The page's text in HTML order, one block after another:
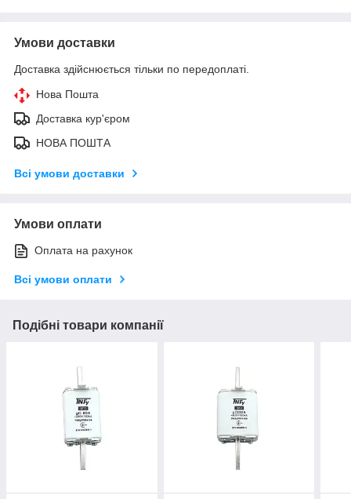
Умови доставки
Доставка здійснюється тільки по передоплаті.
Нова Пошта
Доставка кур'єром
НОВА ПОШТА
Всі умови доставки
Умови оплати
Оплата на рахунок
Всі умови оплати
Подібні товари компанії